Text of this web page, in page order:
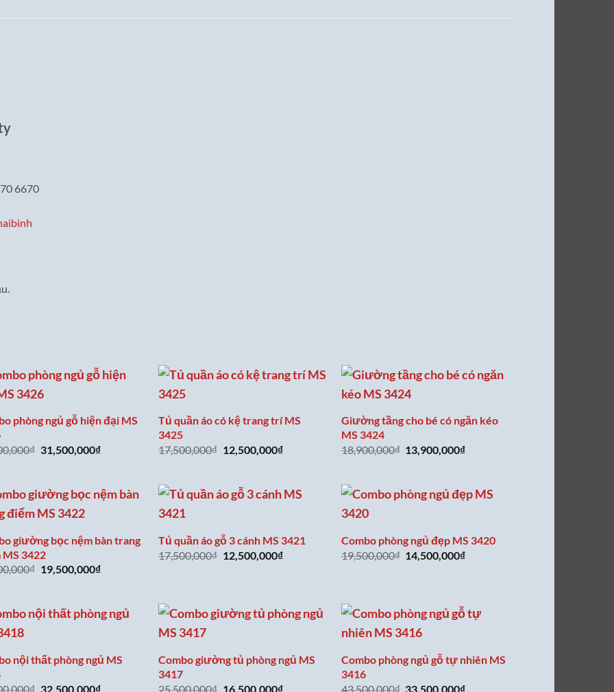
6670
phòng ngủ gỗ hiện đại MS
₫ Giá
gốc
31,500,000₫Giá
31,500,000₫.
Tủ quần áo có kệ trang trí MS
3425
17,500,000₫ Giá
gốc
12,500,000₫Giá
12,500,000₫.
Giường tầng cho bé có ngăn kéo
MS 3424
18,900,000₫ Giá
gốc
13,900,000₫Giá
13,900,000₫.
giường bọc nệm bàn trang
3422
₫ Giá
gốc
19,500,000₫Giá
19,500,000₫.
Tủ quần áo gỗ 3 cánh MS 3421
17,500,000₫ Giá
gốc
12,500,000₫Giá
Combo phòng ngủ đẹp MS 3420
19,500,000₫ Giá
gốc
14,500,000₫Giá
nội thất phòng ngủ MS
₫ Giá
32,500,000₫Giá
Combo giường tủ phòng ngủ MS
3417
25,500,000₫ Giá
16,500,000₫Giá
Combo phòng ngủ gỗ tự nhiên MS
3416
43,500,000₫ Giá
33,500,000₫Giá